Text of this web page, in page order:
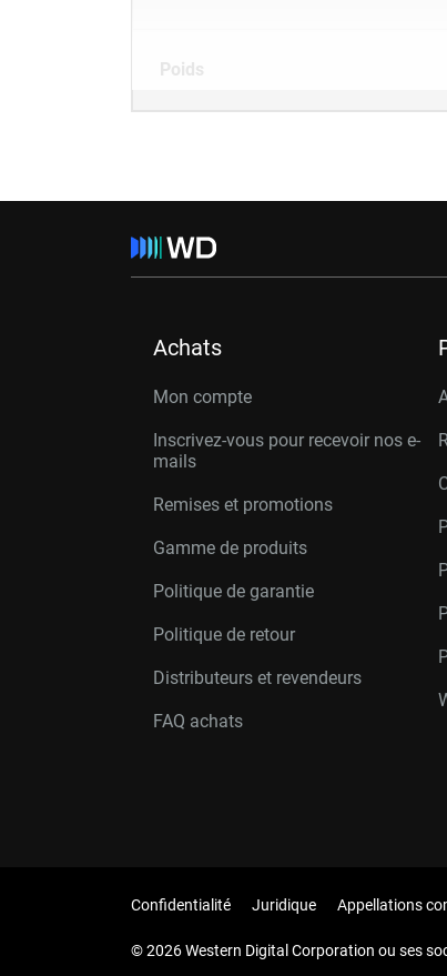
Poids
Achats
Mon compte
Inscrivez-vous pour recevoir nos e-
mails
Remises et promotions
Gamme de produits
Politique de garantie
Politique de retour
Distributeurs et revendeurs
FAQ achats
Confidentialité Juridique Appellations
© 2026 Western Digital Corporation ou ses